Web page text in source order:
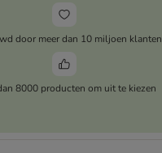
door meer dan 10 miljoen klanten
8000 producten om uit te kiezen